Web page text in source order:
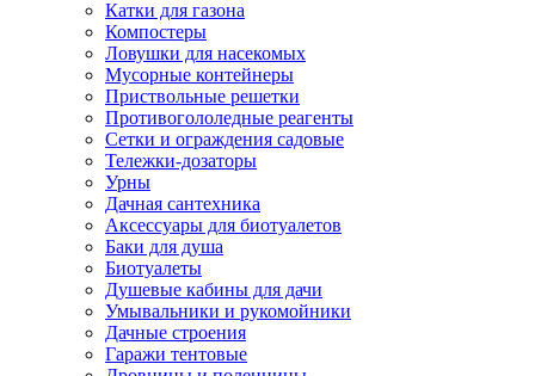
Катки для газона
Компостеры
Ловушки для насекомых
Мусорные контейнеры
Приствольные решетки
Противогололедные реагенты
Сетки и ограждения садовые
Тележки-дозаторы
Урны
Дачная сантехника
Аксессуары для биотуалетов
Баки для душа
Биотуалеты
Душевые кабины для дачи
Умывальники и рукомойники
Дачные строения
Гаражи тентовые